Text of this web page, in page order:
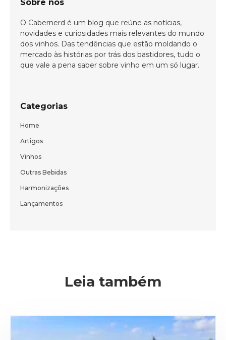
Cadastre-se e receba todas as novidades
Sobre nós
O Cabernerd é um blog que reúne as notícias,
novidades e curiosidades mais relevantes do mundo
dos vinhos. Das tendências que estão moldando o
mercado às histórias por trás dos bastidores, tudo o
que vale a pena saber sobre vinho em um só lugar.
Categorias
Home
Artigos
Vinhos
Outras Bebidas
Harmonizações
Lançamentos
Leia também